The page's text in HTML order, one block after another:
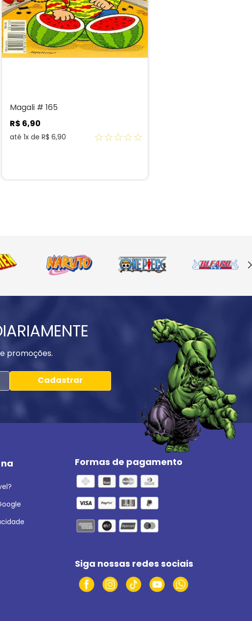
Magali # 165
R$ 6,90
até 1x de R$ 6,90 ☆☆☆☆☆
promoções.
Cadastrar
Formas de pagamento
Siga nossas redes sociais